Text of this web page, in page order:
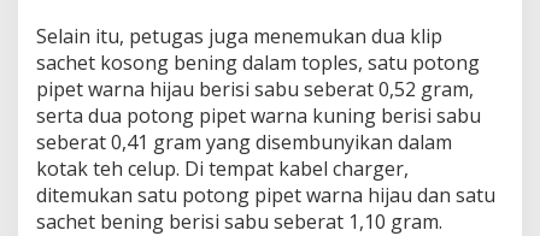
Selain itu, petugas juga menemukan dua klip
sachet kosong bening dalam toples, satu potong
pipet warna hijau berisi sabu seberat 0,52 gram,
serta dua potong pipet warna kuning berisi sabu
seberat 0,41 gram yang disembunyikan dalam
kotak teh celup. Di tempat kabel charger,
ditemukan satu potong pipet warna hijau dan satu
sachet bening berisi sabu seberat 1,10 gram.